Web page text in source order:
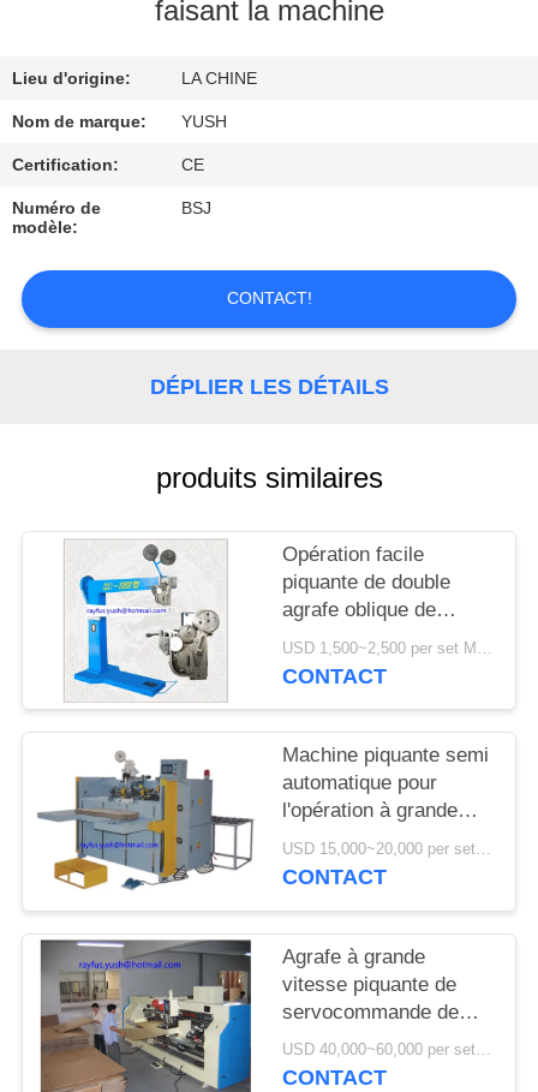
DE
QUALITÉ
CONTACTEZ-
NOUS
DEMANDEZ
CITATION
NOUVELLES
faisant la machine
Lieu d'origine: LA CHINE
Nom de marque: YUSH
Certification: CE
Numéro de
modèle:
BSJ
CONTACT!
DÉPLIER LES DÉTAILS
produits similaires
Opération facile
piquante de double
agrafe oblique de
machine de pédale de
boîte manuelle de
USD 1,500~2,500 per set MOQ:1 ensemble
CONTACT
Machine piquante semi
automatique pour
l'opération à grande
vitesse de boîtes
ondulées
USD 15,000~20,000 per set MOQ:1 ensemble
CONTACT
Agrafe à grande
vitesse piquante de
servocommande de
machine de boîte en
deux pièces de carton
USD 40,000~60,000 per set MOQ:1 ensemble
CONTACT